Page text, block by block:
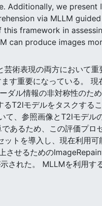
Additionally, we present
via MLLM
framework in
can produce images
術表現の両方において
す重要になっている。
ダル情報の非対称性のた
T2Iモデルをタスクする
、参照画像とT2Iモデル
あるため、この評価プロ
トを導入し、現在利用可
させるための
された。 MLLMを利用す